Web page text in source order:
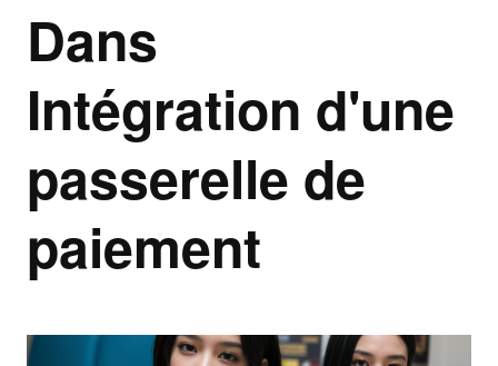
Dans
Intégration d'une
passerelle de
paiement